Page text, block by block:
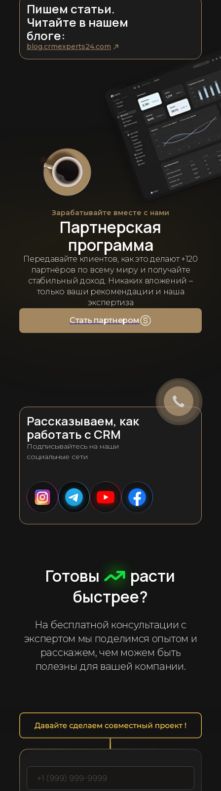
Пишем статьи.
Читайте в нашем
блоге:
blog.crmexperts24.com
Зарабатывайте вместе с нами
Партнерская
программа
Передавайте клиентов, как это делают +120
партнёров по всему миру и получайте
стабильный доход. Никаких вложений –
только ваши рекомендации и наша
экспертиза
Стать партнером
Рассказываем, как
работать с CRM
Подписывайтесь на наши
социальные сети
На бесплатной консультации с
экспертом мы поделимся опытом и
расскажем, чем можем быть
полезны для вашей компании.
быстрее?
расти
Готовы